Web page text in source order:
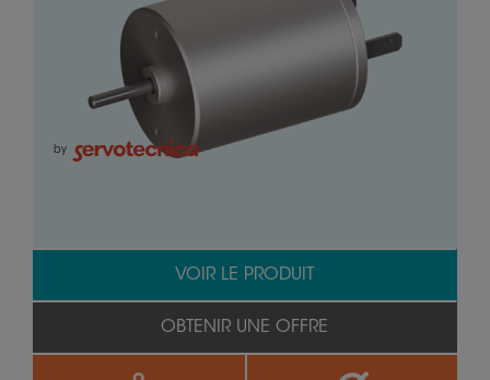
by
VOIR LE PRODUIT
OBTENIR UNE OFFRE